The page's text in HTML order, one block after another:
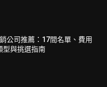
公司推薦：17間名單、費用
型與挑選指南